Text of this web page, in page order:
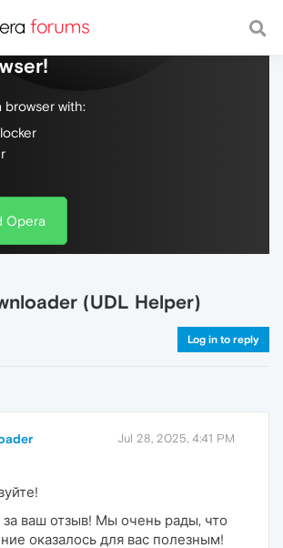
the web, with a fast and
browser with:
Opera
(UDL Helper)
Log in to reply
Jul 28, 2025, 4:41 PM
ваш отзыв! Мы очень рады, что
оказалось для вас полезным!